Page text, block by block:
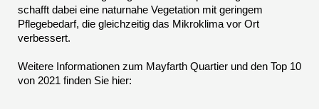
schafft dabei eine naturnahe Vegetation mit geringem
Pflegebedarf, die gleichzeitig das Mikroklima vor Ort
verbessert.
Weitere Informationen zum Mayfarth Quartier und den Top 10
von 2021 finden Sie hier: